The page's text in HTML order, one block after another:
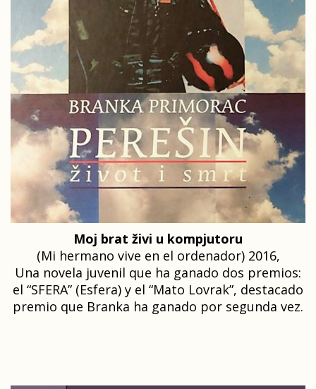
Moj brat živi u kompjutoru
(Mi hermano vive en el ordenador) 2016,
Una novela juvenil que ha ganado dos premios:
el “SFERA” (Esfera) y el “Mato Lovrak”, destacado
premio que Branka ha ganado por segunda vez.